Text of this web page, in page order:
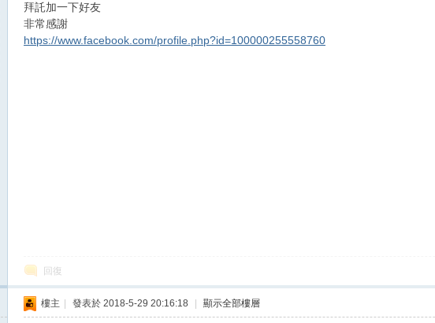
拜託加一下好友
非常感謝
https://www.facebook.com/profile.php?id=100000255558760
回復
樓主 發表於 2018-5-29 20:16:18 顯示全部樓層